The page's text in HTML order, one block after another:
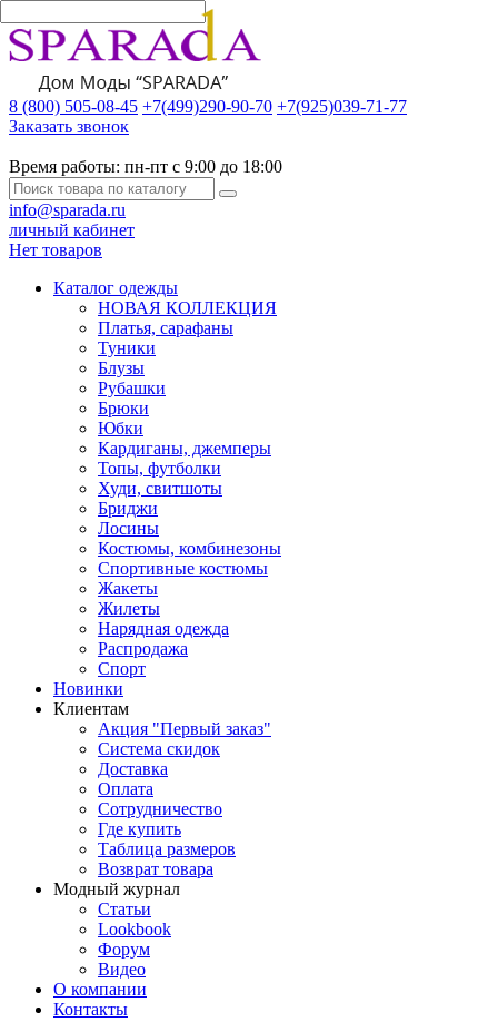
8 (800) 505-08-45 +7(499)290-90-70 +7(925)039-71-77
Заказать звонок
Время работы: пн-пт с 9:00 до 18:00
info@sparada.ru
личный кабинет
Нет товаров
Каталог одежды
НОВАЯ КОЛЛЕКЦИЯ
Платья, сарафаны
Туники
Блузы
Рубашки
Брюки
Юбки
Кардиганы, джемперы
Топы, футболки
Худи, свитшоты
Бриджи
Лосины
Костюмы, комбинезоны
Спортивные костюмы
Жакеты
Жилеты
Нарядная одежда
Распродажа
Спорт
Новинки
Клиентам
Акция "Первый заказ"
Система скидок
Доставка
Оплата
Сотрудничество
Где купить
Таблица размеров
Возврат товара
Модный журнал
Статьи
Lookbook
Форум
Видео
О компании
Контакты